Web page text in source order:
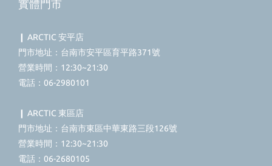
實體門市
❙ ARCTIC 安平店
門市地址：台南市安平區育平路371號
營業時間：12:30~21:30
電話：06-2980101
❙ ARCTIC 東區店
門市地址：台南市東區中華東路三段126號
營業時間：12:30~21:30
電話：06-2680105